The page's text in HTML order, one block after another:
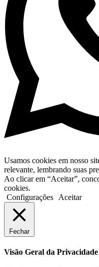
Usamos cookies em nosso
relevante, lembrando suas
Ao clicar em “Aceitar”,
cookies.
Configurações
Aceitar
Fechar
Visão Geral da Privacidade